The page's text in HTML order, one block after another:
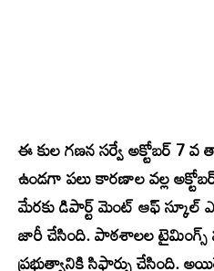
ఈ కుల గణన సర్వే అక్టోబర్ 7
ఉండగా పలు కారణాల వల్ల
మేరకు డిపార్ట్ మెంట్ ఆఫ్ స్కూల్
జారీ చేసింది. పాఠశాలల
ప్రభుత్వానికి సిఫార్సు చేసింది.